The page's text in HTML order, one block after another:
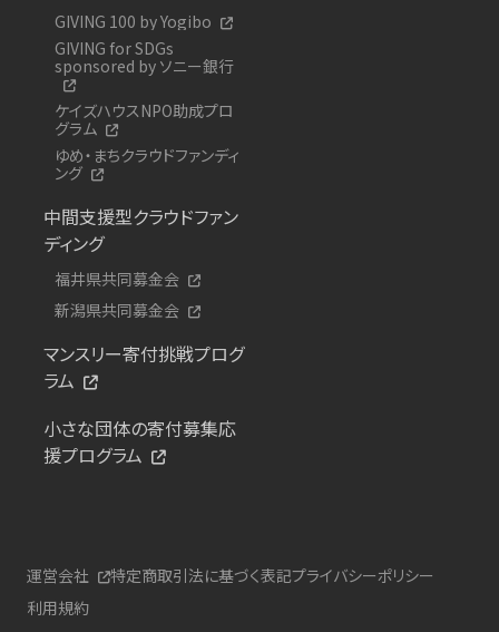
GIVING 100 by Yogibo
GIVING for SDGs
sponsored by ソニー銀行
ケイズハウスNPO助成プロ
グラム
ゆめ・まちクラウドファンディ
ング
中間支援型クラウドファン
ディング
福井県共同募金会
新潟県共同募金会
マンスリー寄付挑戦プログ
ラム
小さな団体の寄付募集応
援プログラム
運営会社 特定商取引法に基づく表記プライバシーポリシー
利用規約